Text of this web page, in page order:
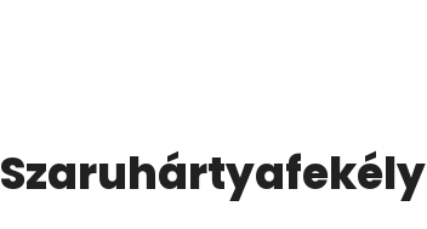
Szaruhártyafekély